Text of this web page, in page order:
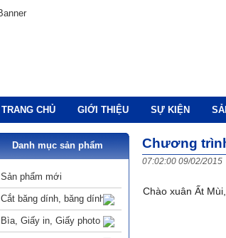
TRANG CHỦ GIỚI THIỆU SỰ KIỆN
Danh mục sản phẩm
Sản phẩm mới
Cắt băng dính, băng dính
Bìa, Giấy in, Giấy photo
Chương
07:02:00 09/02/2015
Chào xuân Ất